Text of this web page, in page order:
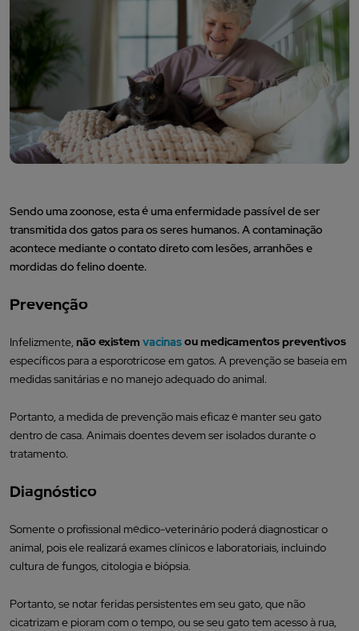
Sendo uma zoonose, esta é uma enfermidade passível de ser
transmitida dos gatos para os seres humanos. A contaminação
acontece mediante o contato direto com lesões, arranhões e
mordidas do felino doente.
Prevenção
Infelizmente, não existem vacinasou medicamentos preventivos
específicos para a esporotricose em gatos. A prevenção se baseia em
medidas sanitárias e no manejo adequado do animal.
Portanto, a medida de prevenção mais eficaz é manter seu gato
dentro de casa. Animais doentes devem ser isolados durante o
tratamento.
Diagnóstico
Somente o profissional médico-veterinário poderá diagnosticar o
animal, pois ele realizará exames clínicos e laboratoriais, incluindo
cultura de fungos, citologia e biópsia.
Portanto, se notar feridas persistentes em seu gato, que não
cicatrizam e pioram com o tempo, ou se seu gato tem acesso à rua,